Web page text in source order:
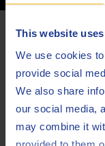
This website
We use cookies
provide social
We also share
our social media,
may combine it
Nieuwste